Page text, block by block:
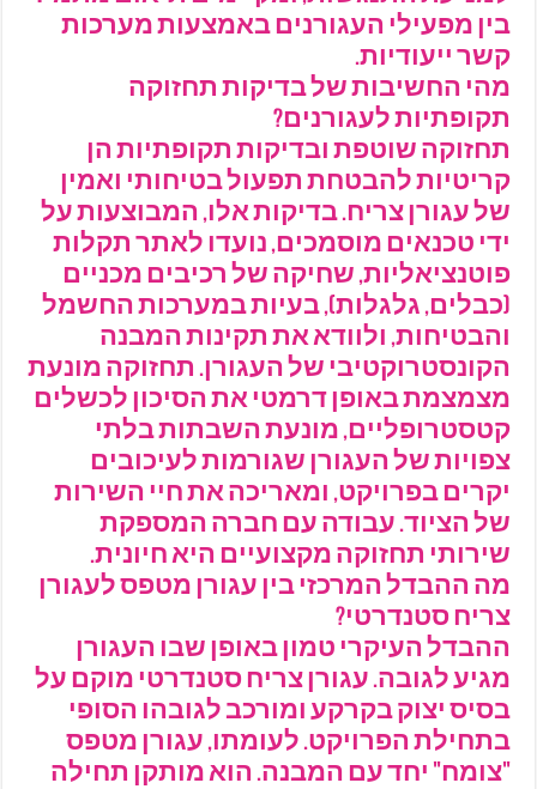
בין מפעילי העגורנים באמצעות מערכות
קשר ייעודיות.
מהי החשיבות של בדיקות תחזוקה
תקופתיות לעגורנים?
תחזוקה שוטפת ובדיקות תקופתיות הן
קריטיות להבטחת תפעול בטיחותי ואמין
של עגורן צריח. בדיקות אלו, המבוצעות על
ידי טכנאים מוסמכים, נועדו לאתר תקלות
פוטנציאליות, שחיקה של רכיבים מכניים
(כבלים, גלגלות), בעיות במערכות החשמל
והבטיחות, ולוודא את תקינות המבנה
הקונסטרוקטיבי של העגורן. תחזוקה מונעת
מצמצמת באופן דרמטי את הסיכון לכשלים
קטסטרופליים, מונעת השבתות בלתי
צפויות של העגורן שגורמות לעיכובים
יקרים בפרויקט, ומאריכה את חיי השירות
של הציוד. עבודה עם חברה המספקת
שירותי תחזוקה מקצועיים היא חיונית.
מה ההבדל המרכזי בין עגורן מטפס לעגורן
צריח סטנדרטי?
ההבדל העיקרי טמון באופן שבו העגורן
מגיע לגובה. עגורן צריח סטנדרטי מוקם על
בסיס יצוק בקרקע ומורכב לגובהו הסופי
בתחילת הפרויקט. לעומתו, עגורן מטפס
"צומח" יחד עם המבנה. הוא מותקן תחילה